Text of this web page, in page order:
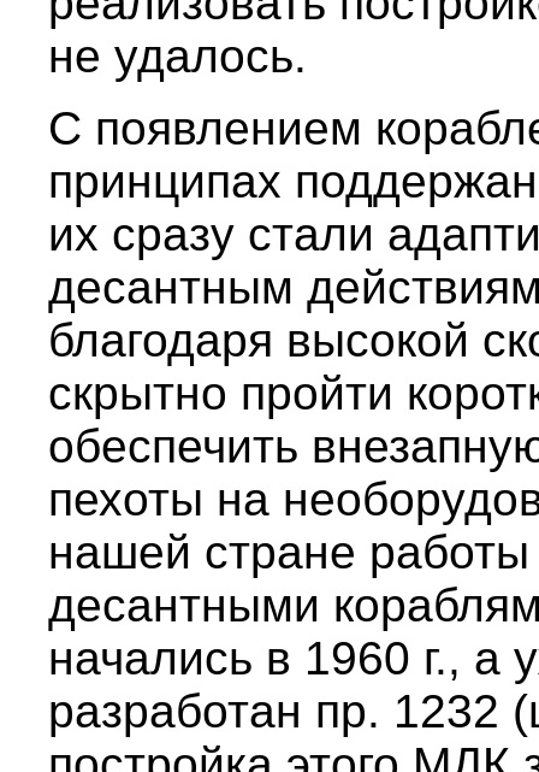
не удалось.
С появлением
принципах
их сразу стали
десантным
благодаря высокой
скрытно пройти
обеспечить
пехоты на
нашей стране
десантными
начались в 1960 г., а
разработан пр.